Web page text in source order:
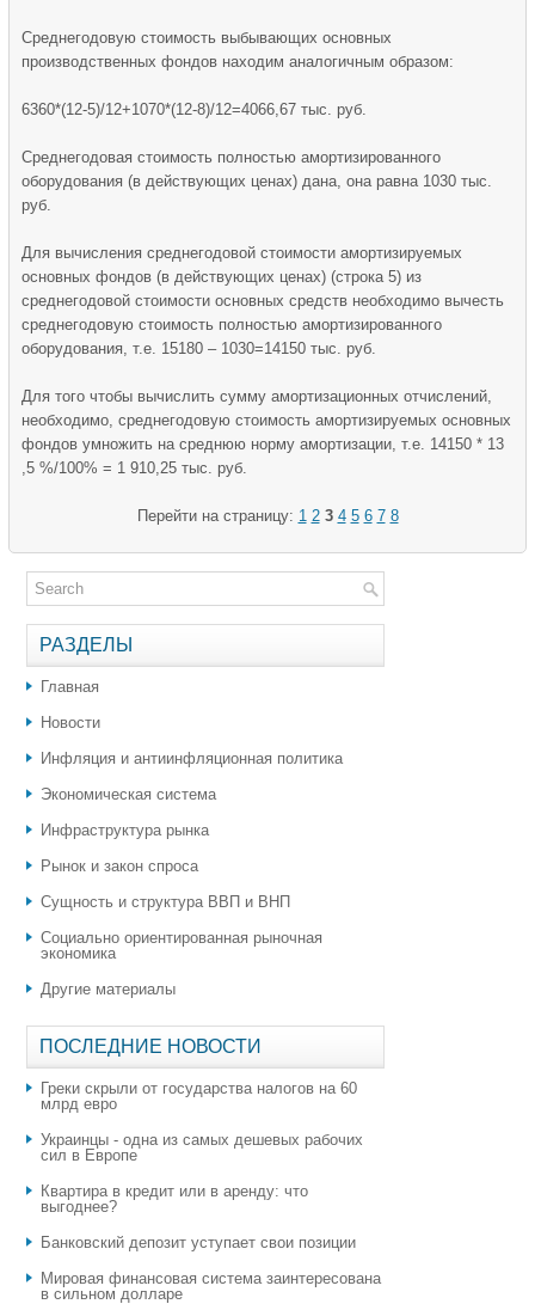
Среднегодовую стоимость выбывающих основных
производственных фондов находим аналогичным образом:
6360*(12-5)/12+1070*(12-8)/12=4066,67 тыс. руб.
Среднегодовая стоимость полностью амортизированного
оборудования (в действующих ценах) дана, она равна 1030 тыс.
руб.
Для вычисления среднегодовой стоимости амортизируемых
основных фондов (в действующих ценах) (строка 5) из
среднегодовой стоимости основных средств необходимо вычесть
среднегодовую стоимость полностью амортизированного
оборудования, т.е. 15180 – 1030=14150 тыс. руб.
Для того чтобы вычислить сумму амортизационных отчислений,
необходимо, среднегодовую стоимость амортизируемых основных
фондов умножить на среднюю норму амортизации, т.е. 14150 * 13
,5 %/100% = 1 910,25 тыс. руб.
Перейти на страницу: 1 2 3 4 5 6 7 8
РАЗДЕЛЫ
Главная
Новости
Инфляция и антиинфляционная политика
Экономическая система
Инфраструктура рынка
Рынок и закон спроса
Сущность и структура ВВП и ВНП
Социально ориентированная рыночная
экономика
Другие материалы
ПОСЛЕДНИЕ НОВОСТИ
Греки скрыли от государства налогов на 60
млрд евро
Украинцы - одна из самых дешевых рабочих
сил в Европе
Квартира в кредит или в аренду: что
выгоднее?
​Банковский депозит уступает свои позиции
Мировая финансовая система заинтересована
в сильном долларе